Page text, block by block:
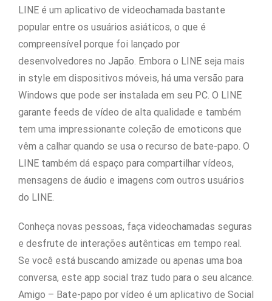
LINE é um aplicativo de videochamada bastante
popular entre os usuários asiáticos, o que é
compreensível porque foi lançado por
desenvolvedores no Japão. Embora o LINE seja mais
in style em dispositivos móveis, há uma versão para
Windows que pode ser instalada em seu PC. O LINE
garante feeds de vídeo de alta qualidade e também
tem uma impressionante coleção de emoticons que
vêm a calhar quando se usa o recurso de bate-papo. O
LINE também dá espaço para compartilhar vídeos,
mensagens de áudio e imagens com outros usuários
do LINE.
Conheça novas pessoas, faça videochamadas seguras
e desfrute de interações autênticas em tempo real.
Se você está buscando amizade ou apenas uma boa
conversa, este app social traz tudo para o seu alcance.
Amigo – Bate-papo por vídeo é um aplicativo de Social